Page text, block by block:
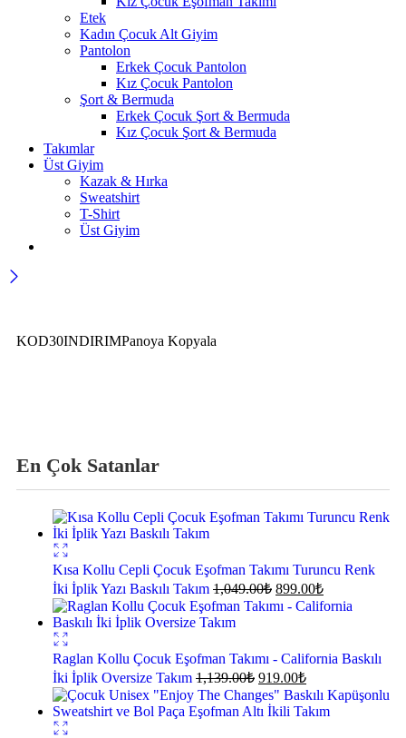
Etek
Kadın Çocuk Alt Giyim
Pantolon
Erkek Çocuk Pantolon
Kız Çocuk Pantolon
Şort & Bermuda
Erkek Çocuk Şort & Bermuda
Kız Çocuk Şort & Bermuda
Takımlar
Üst Giyim
Kazak & Hırka
Sweatshirt
T-Shirt
Üst Giyim
KOD30INDIRIMPanoya Kopyala
En Çok Satanlar
Kısa Kollu Cepli Çocuk Eşofman Takımı Turuncu Renk
İki İplik Yazı Baskılı Takım 1,049.00₺ 899.00₺
Raglan Kollu Çocuk Eşofman Takımı - California Baskılı
İki İplik Oversize Takım 1,139.00₺ 919.00₺